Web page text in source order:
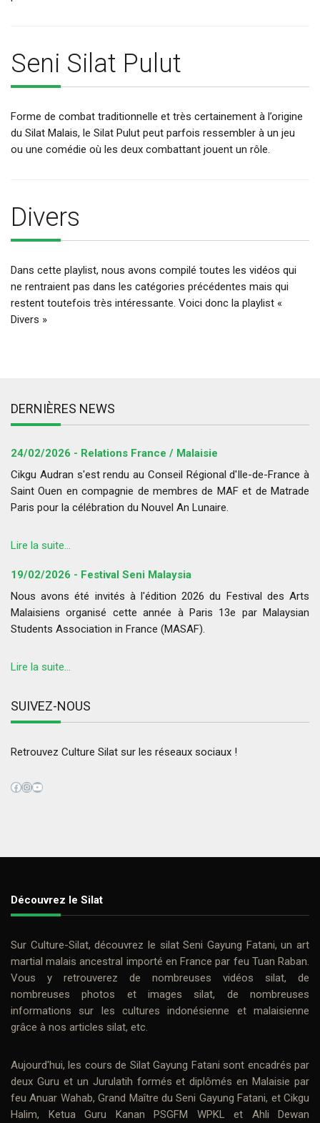
Seni Silat Pulut
Forme de combat traditionnelle et très certainement à l’origine
du Silat Malais, le Silat Pulut peut parfois ressembler à un jeu
ou une comédie où les deux combattant jouent un rôle.
Divers
Dans cette playlist, nous avons compilé toutes les vidéos qui
ne rentraient pas dans les catégories précédentes mais qui
restent toutefois très intéressante. Voici donc la playlist «
Divers »
DERNIÈRES NEWS
24/02/2026 - Relations France / Malaisie
Cikgu Audran s'est rendu au Conseil Régional d'Ile-de-France à
Saint Ouen en compagnie de membres de MAF et de Matrade
Paris pour la célébration du Nouvel An Lunaire.
Lire la suite...
19/02/2026 - Festival Seni Malaysia
Nous avons été invités à l'édition 2026 du Festival des Arts
Malaisiens organisé cette année à Paris 13e par Malaysian
Students Association in France (MASAF).
Lire la suite...
SUIVEZ-NOUS
Retrouvez Culture Silat sur les réseaux sociaux !
Facebook
Instagram
YouTube
Découvrez le Silat
Sur Culture-Silat, découvrez le silat Seni Gayung Fatani, un art
martial malais ancestral importé en France par feu Tuan Raban.
Vous y retrouverez de nombreuses vidéos silat, de
nombreuses photos et images silat, de nombreuses
informations sur les cultures indonésienne et malaisienne
grâce à nos articles silat, etc.
Aujourd'hui, les cours de Silat Gayung Fatani sont encadrés par
deux Guru et un Jurulatih formés et diplômés en Malaisie par
feuAnuar Wahab, Grand Maître du Seni Gayung Fatani, etCikgu
Halim, Ketua Guru Kanan PSGFM WPKL et Ahli Dewan